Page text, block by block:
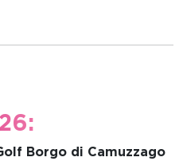
Borgo di Camuzzago